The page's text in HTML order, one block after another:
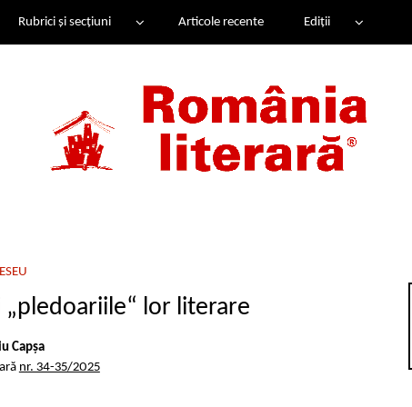
Rubrici și secțiuni Articole recente Ediții
ESEU
lor literare
Capșa
nr. 34-35/2025